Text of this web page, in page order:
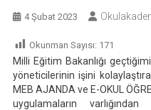
4 Şubat 2023
Okunman Sayısı: 171
Milli Eğitim Bakanlığı
yöneticilerinin işini
MEB AJANDA ve E-OKUL
uygulamaların